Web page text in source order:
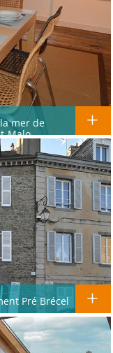
mer de
Malo
Pré Brécel